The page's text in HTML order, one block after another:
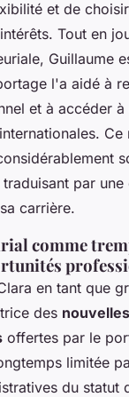
et de
Tout en
Guillaume
l'a aidé à
et à accéder
Ce
par une
carrière.
comme
en tant que
des
offertes par le
limitée
du statut